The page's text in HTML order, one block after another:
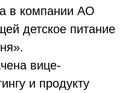
в компании АО
детское питание
вице-
и продукту